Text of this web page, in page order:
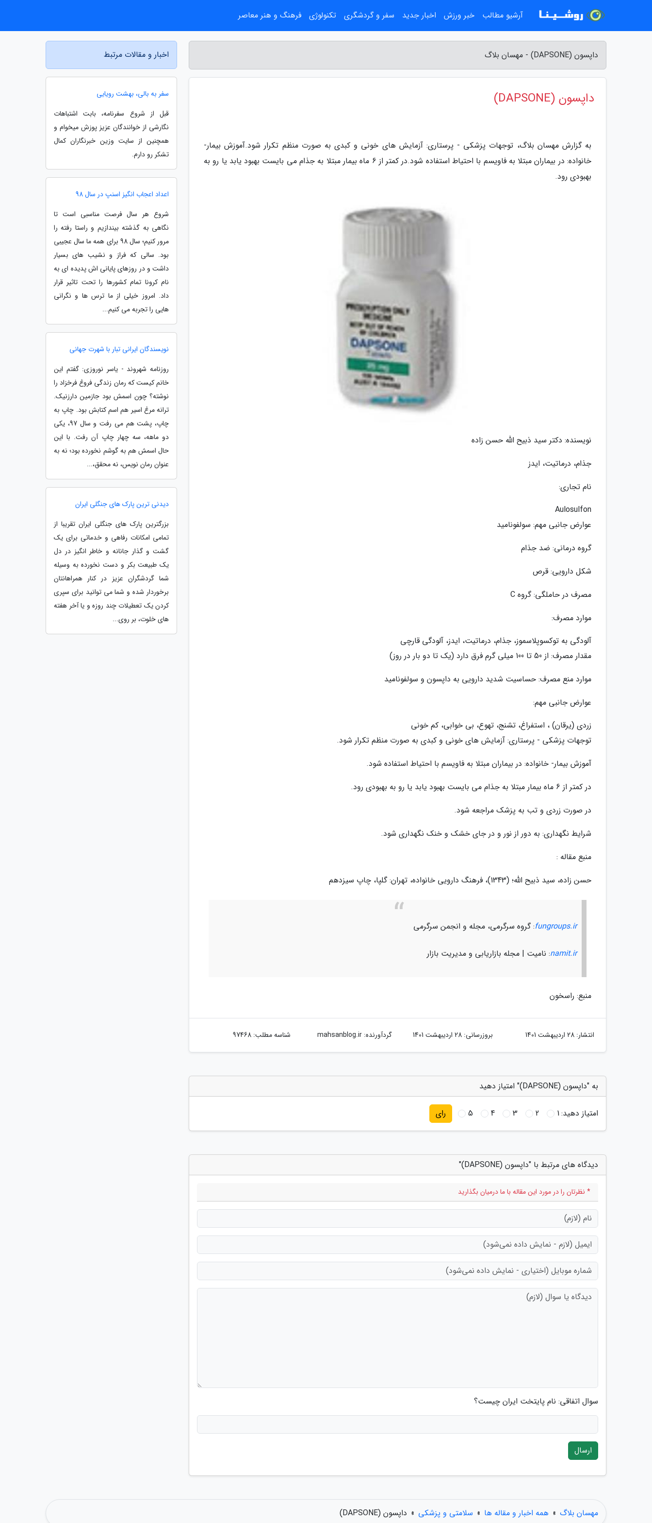
داپسون (DAPSONE) - مهسان بلاگ
داپسون (DAPSONE)
به گزارش مهسان بلاگ، توجهات پزشکی - پرستاری: آزمایش های خونی و کبدی به صورت منظم تکرار شود.آموزش بیمار-
خانواده: در بیماران مبتلا به فاویسم با احتیاط استفاده شود.در کمتر از 6 ماه بیمار مبتلا به جذام می بایست بهبود یابد یا رو به
بهبودی رود.
نویسنده: دکتر سید ذبیح الله حسن زاده
جذام، درماتیت، ایدز
نام تجاری:
Aulosulfon
عوارض جانبی مهم: سولفونامید
گروه درمانی: ضد جذام
شکل دارویی: قرص
مصرف در حاملگی: گروه C
موارد مصرف:
آلودگی به توکسوپلاسموز، جذام، درماتیت، ایدز، آلودگی قارچی
مقدار مصرف: از 50 تا 100 میلی گرم فرق دارد (یک تا دو بار در روز)
موارد منع مصرف: حساسیت شدید دارویی به داپسون و سولفونامید
عوارض جانبی مهم:
زردی (یرقان) ، استفراغ، تشنج، تهوع، بی خوابی، کم خونی
توجهات پزشکی - پرستاری: آزمایش های خونی و کبدی به صورت منظم تکرار شود.
آموزش بیمار- خانواده: در بیماران مبتلا به فاویسم با احتیاط استفاده شود.
در کمتر از 6 ماه بیمار مبتلا به جذام می بایست بهبود یابد یا رو به بهبودی رود.
در صورت زردی و تب به پزشک مراجعه شود.
شرایط نگهداری: به دور از نور و در جای خشک و خنک نگهداری شود.
منبع مقاله :
حسن زاده، سید ذبیح الله؛ (1343)، فرهنگ دارویی خانواده، تهران: گلپا، چاپ سیزدهم
fungroups.ir: گروه سرگرمی، مجله و انجمن سرگرمی
namit.ir: نامیت | مجله بازاریابی و مدیریت بازار
منبع: راسخون
انتشار: 28 اردیبهشت 1401 بروزرسانی: 28 اردیبهشت 1401 گردآورنده:mahsanblog.ir شناسه مطلب: 97468
به "داپسون (DAPSONE)" امتیاز دهید
امتیاز دهید:1
2
3
4
5 رای
دیدگاه های مرتبط با "داپسون (DAPSONE)"
* نظرتان را در مورد این مقاله با ما درمیان بگذارید
سوال اتفاقی: نام پایتخت ایران چیست؟
ارسال
اخبار و مقالات مرتبط
سفر به بالی، بهشت رویایی
قبل از شروع سفرنامه، بابت اشتباهات
نگارشی از خوانندگان عزیز پوزش میخوام و
همچنین از سایت وزین خبرنگاران کمال
تشکر رو دارم.
اعداد اعجاب انگیز اسنپ در سال 98
شروع هر سال فرصت مناسبی است تا
نگاهی به گذشته بیندازیم و راستا رفته را
مرور کنیم؛ سال 98 برای همه ما سال عجیبی
بود. سالی که فراز و نشیب های بسیار
داشت و در روزهای پایانی اش پدیده ای به
نام کرونا تمام کشورها را تحت تاثیر قرار
داد. امروز خیلی از ما ترس ها و نگرانی
هایی را تجربه می کنیم...
نویسندگان ایرانی تبار با شهرت جهانی
روزنامه شهروند - یاسر نوروزی: گفتم این
خانم کیست که رمان زندگی فروغ فرخزاد را
نوشته؟ چون اسمش بود جازمین دارزنیک.
ترانه مرغ اسیر هم اسم کتابش بود. چاپ به
چاپ، پشت هم می رفت و سال 97، یکی
دو ماهه، سه چهار چاپ آن رفت. با این
حال اسمش هم به گوشم نخورده بود؛ نه به
عنوان رمان نویس، نه محقق،...
دیدنی ترین پارک های جنگلی ایران
بزرگترین پارک های جنگلی ایران تقریبا از
تمامی امکانات رفاهی و خدماتی برای یک
گشت و گذار جانانه و خاطر انگیز در دل
یک طبیعت بکر و دست نخورده به وسیله
شما گردشگران عزیز در کنار همراهانتان
برخوردار شده و شما می توانید برای سپری
کردن یک تعطیلات چند روزه و یا آخر هفته
های خلوت، بر روی...
مهسان بلاگ » همه اخبار و مقاله ها » سلامتی و پزشکی » داپسون (DAPSONE)
آرشیو مطالب خبر ورزش اخبار جدید سفر و گردشگری تکنولوژی فرهنگ و هنر معاصر